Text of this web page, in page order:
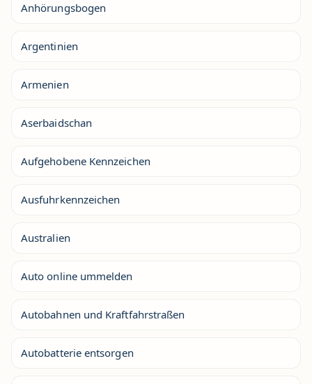
Anhörungsbogen
Argentinien
Armenien
Aserbaidschan
Aufgehobene Kennzeichen
Ausfuhrkennzeichen
Australien
Auto online ummelden
Autobahnen und Kraftfahrstraßen
Autobatterie entsorgen